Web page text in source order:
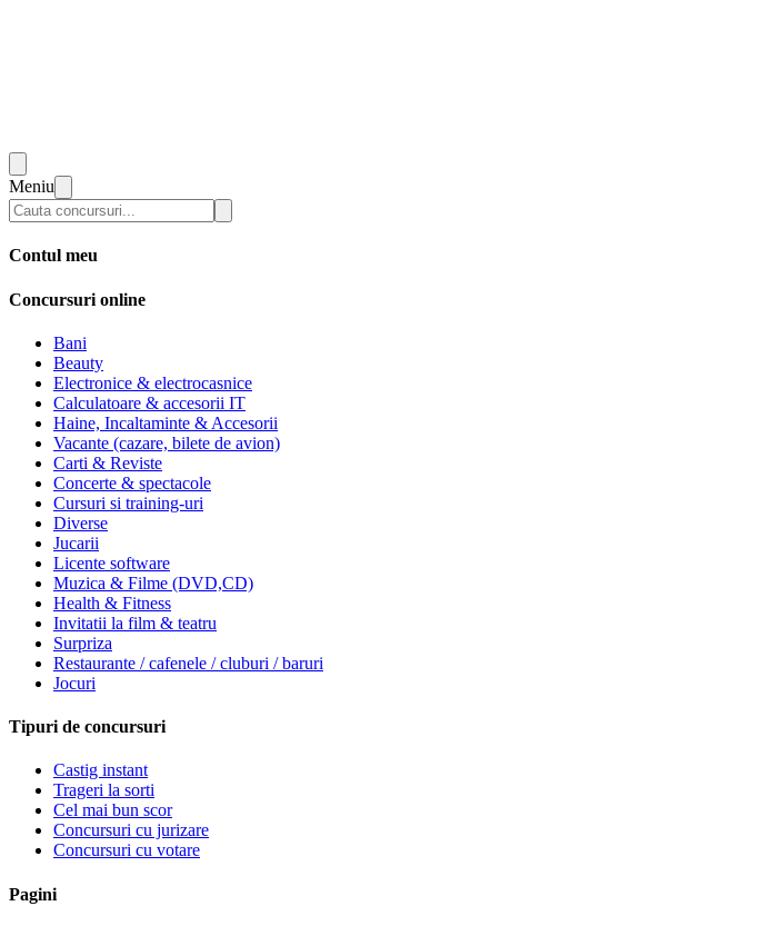
Meniu
Contul meu
Concursuri online
Bani
Beauty
Electronice & electrocasnice
Calculatoare & accesorii IT
Haine, Incaltaminte & Accesorii
Vacante (cazare, bilete de avion)
Carti & Reviste
Concerte & spectacole
Cursuri si training-uri
Diverse
Jucarii
Licente software
Muzica & Filme (DVD,CD)
Health & Fitness
Invitatii la film & teatru
Surpriza
Restaurante / cafenele / cluburi / baruri
Jocuri
Tipuri de concursuri
Castig instant
Trageri la sorti
Cel mai bun scor
Concursuri cu jurizare
Concursuri cu votare
Pagini